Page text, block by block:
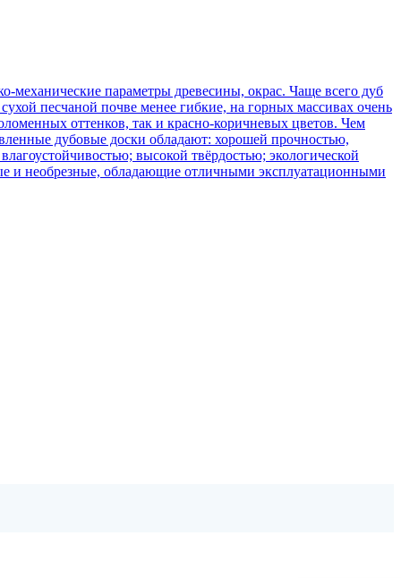
механические параметры древесины, окрас. Чаще всего дуб
песчаной почве менее гибкие, на горных массивах очень
оттенков, так и красно-коричневых цветов. Чем
дубовые доски обладают: хорошей прочностью,
высокой твёрдостью; экологической
и необрезные, обладающие отличными эксплуатационными